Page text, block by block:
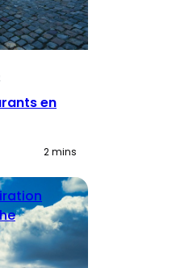
en
2 mins